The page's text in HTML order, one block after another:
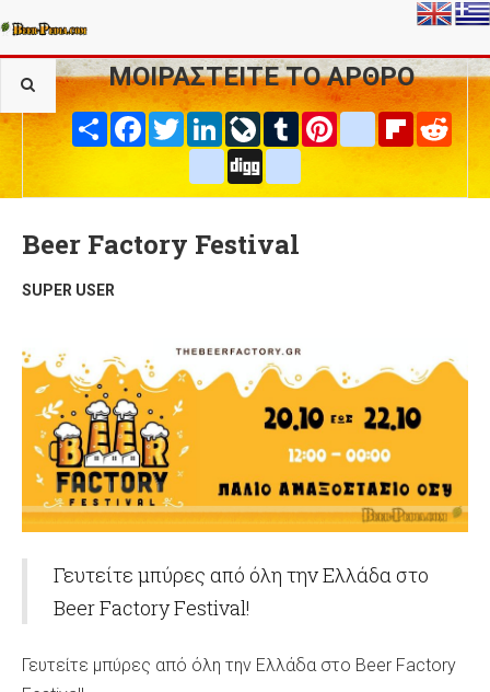
ΜΟΙΡΑΣΤΕΙΤΕ ΤΟ ΑΡΘΡΟ
Share FacebookTwitterLinkedInLiveJournal
TumblrPinterestblogger_post
Flipboard
delicious google_bookmarks
Beer Factory Festival
SUPER USER
Γευτείτε μπύρες από όλη την Ελλάδα στο
Beer Factory Festival!
Γευτείτε μπύρες από όλη την Ελλάδα στο Beer Factory